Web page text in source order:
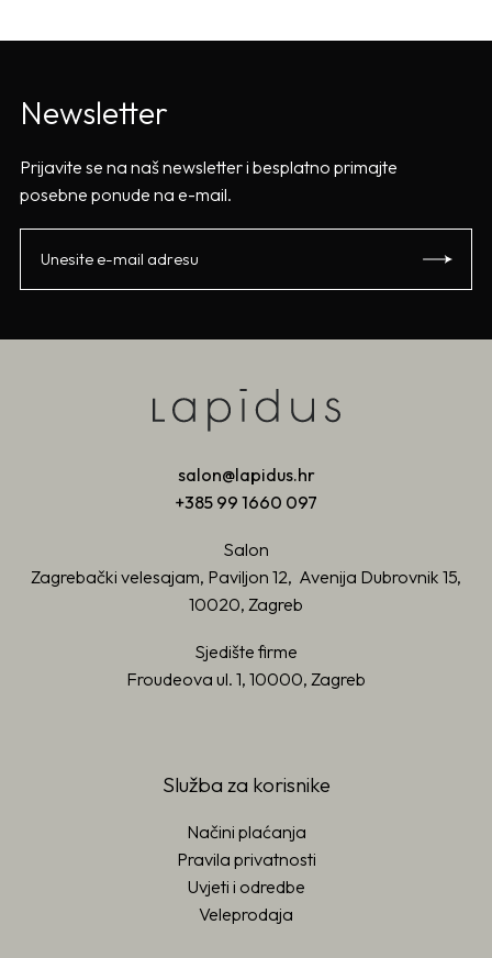
Newsletter
Prijavite se na naš newsletter i besplatno primajte
posebne ponude na e-mail.
salon@lapidus.hr
+385 99 1660 097
Salon
Zagrebački velesajam, Paviljon 12, Avenija Dubrovnik 15,
10020, Zagreb
Sjedište firme
Froudeova ul. 1, 10000, Zagreb
Služba za korisnike
Načini plaćanja
Pravila privatnosti
Uvjeti i odredbe
Veleprodaja